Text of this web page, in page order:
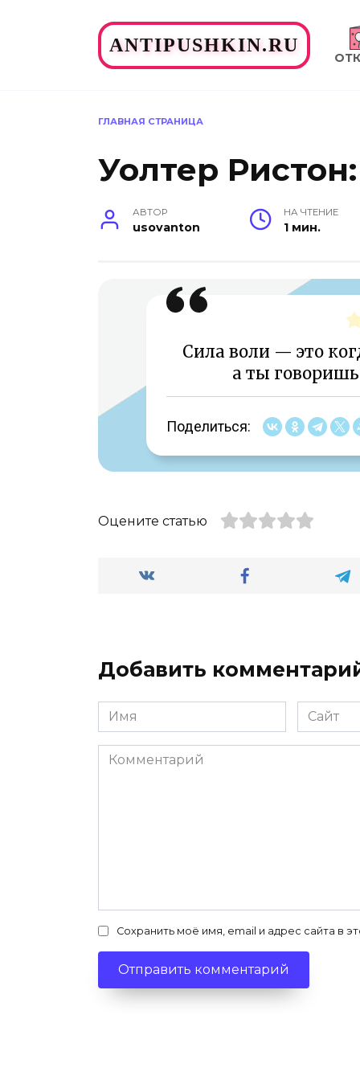
ANTIPUSHKIN.RU
ГЛАВНАЯ СТРАНИЦА
Уолтер
АВТОР
usovanton
НА ЧТЕНИЕ
1 мин.
Сила воли — это
а ты
Поделиться:
Оцените статью
Добавить
Имя
*
Сайт
Комментарий
Сохранить моё имя, email и адрес сайта в